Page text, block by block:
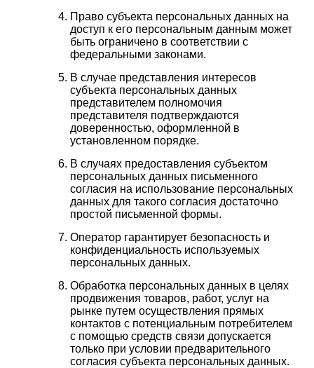
Право субъекта персональных данных на
доступ к его персональным данным может
быть ограничено в соответствии с
федеральными законами.
В случае представления интересов
субъекта персональных данных
представителем полномочия
представителя подтверждаются
доверенностью, оформленной в
установленном порядке.
В случаях предоставления субъектом
персональных данных письменного
согласия на использование персональных
данных для такого согласия достаточно
простой письменной формы.
Оператор гарантирует безопасность и
конфиденциальность используемых
персональных данных.
Обработка персональных данных в целях
продвижения товаров, работ, услуг на
рынке путем осуществления прямых
контактов с потенциальным потребителем
с помощью средств связи допускается
только при условии предварительного
согласия субъекта персональных данных.